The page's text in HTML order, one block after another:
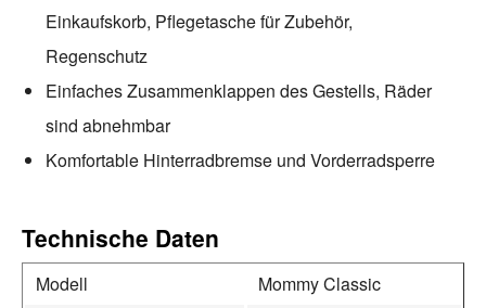
Einkaufskorb, Pflegetasche für Zubehör,
Regenschutz
Einfaches Zusammenklappen des Gestells, Räder
sind abnehmbar
Komfortable Hinterradbremse und Vorderradsperre
Technische Daten
Modell Mommy Classic